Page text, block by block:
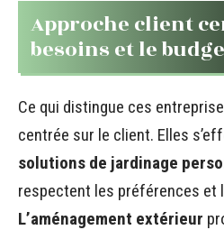
Approche client
besoins et le
Ce qui distingue ces
centrée sur le client. Elles
solutions de jardinage
respectent les préférences et
L’aménagement extérieur